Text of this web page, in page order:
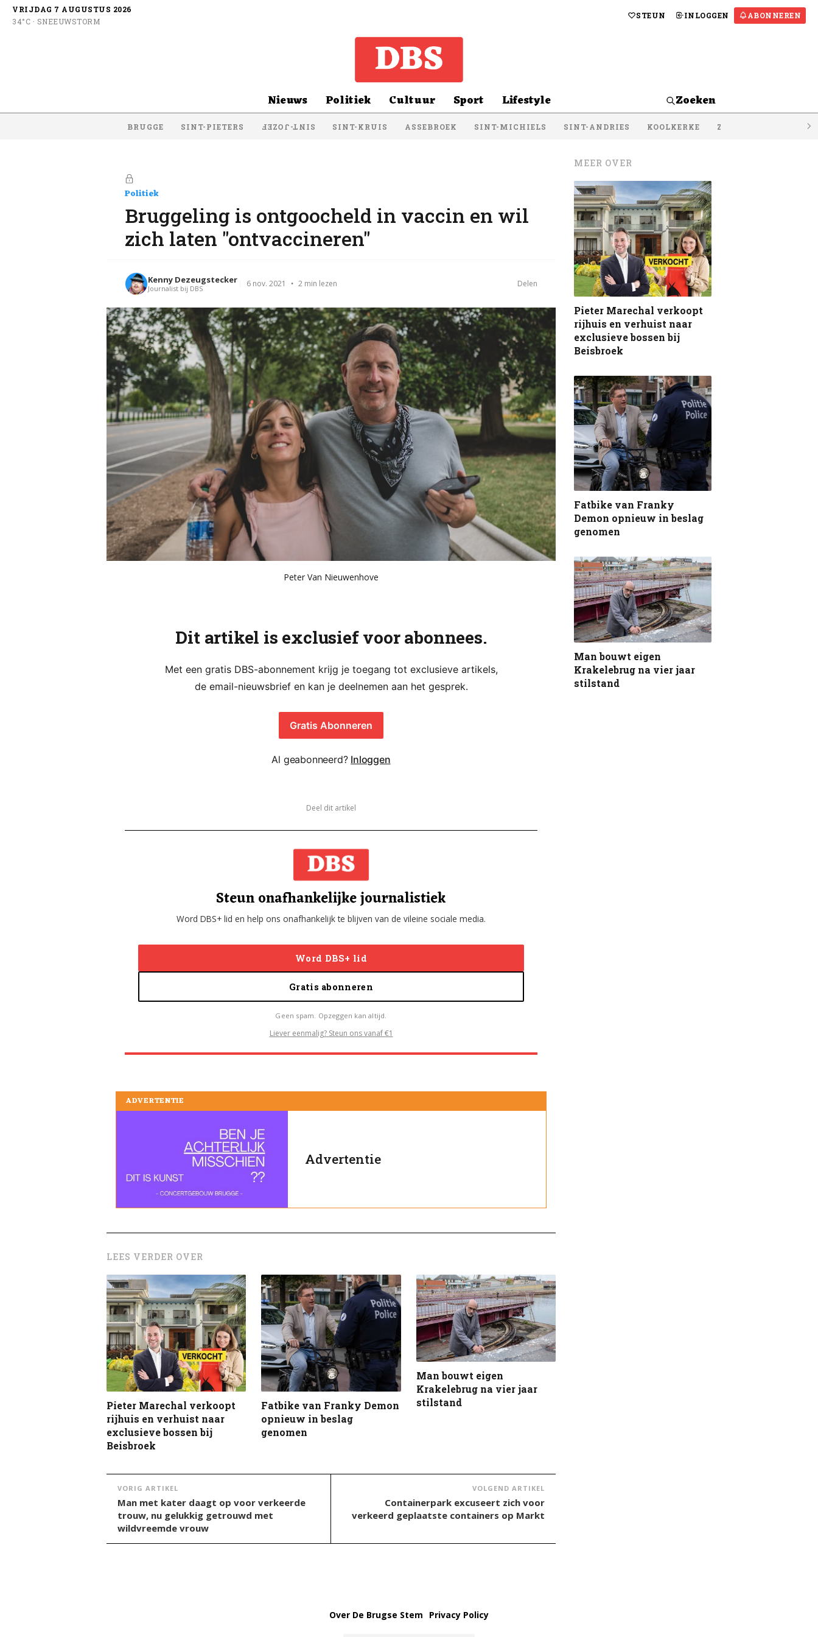
VRIJDAG 7 AUGUSTUS 2026
34°C · SNEEUWSTORM
STEUN INLOGGEN ABONNEREN
Nieuws Politiek Cultuur Sport Lifestyle Zoeken
BRUGGE SINT-PIETERS SINT-JOZEF SINT-KRUIS ASSEBROEK SINT-MICHIELS SINT-ANDRIES KOOLKERKE ZEEBRUGGE
Politiek
Bruggeling is ontgoocheld in vaccin en wil
zich laten "ontvaccineren"
Kenny Dezeugstecker
Journalist bij DBS 6 nov. 2021 2 min lezen Delen
Peter Van Nieuwenhove
Dit artikel is exclusief voor abonnees.
Met een gratis DBS-abonnement krijg je toegang tot exclusieve artikels,
de email-nieuwsbrief en kan je deelnemen aan het gesprek.
Gratis Abonneren
Al geabonneerd? Inloggen
Deel dit artikel
Steun onafhankelijke journalistiek
Word DBS+ lid en help ons onafhankelijk te blijven van de vileine sociale media.
Word DBS+ lid
Gratis abonneren
Geen spam. Opzeggen kan altijd.
Liever eenmalig? Steun ons vanaf €1
ADVERTENTIE
Advertentie
LEES VERDER OVER
Pieter Marechal verkoopt
rijhuis en verhuist naar
exclusieve bossen bij
Beisbroek
Fatbike van Franky Demon
opnieuw in beslag
genomen
Man bouwt eigen
Krakelebrug na vier jaar
stilstand
VORIG ARTIKEL
Man met kater daagt op voor verkeerde
trouw, nu gelukkig getrouwd met
wildvreemde vrouw
VOLGEND ARTIKEL
Containerpark excuseert zich voor
verkeerd geplaatste containers op Markt
MEER OVER
Pieter Marechal verkoopt
rijhuis en verhuist naar
exclusieve bossen bij
Beisbroek
Fatbike van Franky
Demon opnieuw in beslag
genomen
Man bouwt eigen
Krakelebrug na vier jaar
stilstand
Over De Brugse Stem Privacy Policy